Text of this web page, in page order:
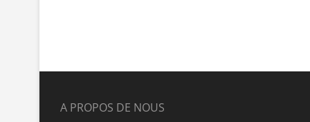
A PROPOS DE NOUS